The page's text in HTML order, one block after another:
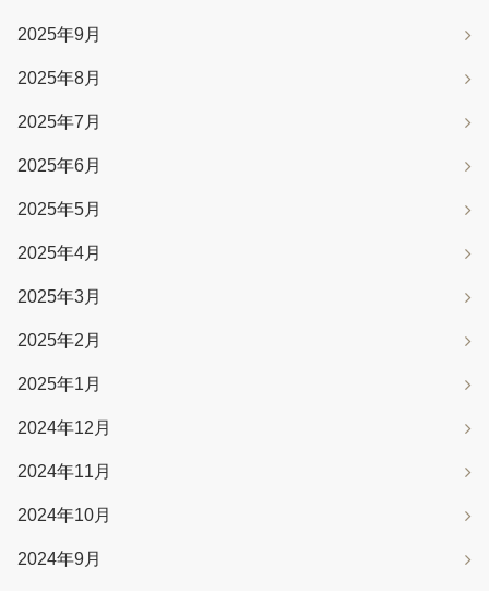
2025年9月
2025年8月
2025年7月
2025年6月
2025年5月
2025年4月
2025年3月
2025年2月
2025年1月
2024年12月
2024年11月
2024年10月
2024年9月